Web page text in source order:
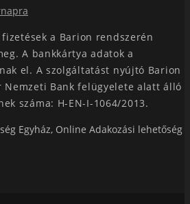
a Barion rendszerén
A bankkártya adatok a
el. A szolgáltatást nyújtó Barion
Nemzeti Bank felügyelete alatt álló
száma: H-EN-I-1064/2013.